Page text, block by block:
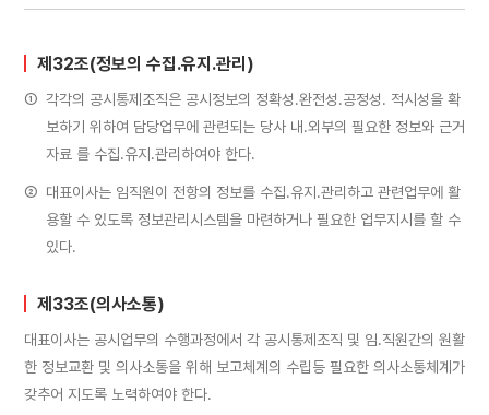
제32조(정보의 수집․유지․관리)
① 각각의 공시통제조직은 공시정보의 정확성․완전성․공정성․ 적시성을 확
보하기 위하여 담당업무에 관련되는 당사 내․외부의 필요한 정보와 근거
자료 를 수집․유지․관리하여야 한다.
② 대표이사는 임직원이 전항의 정보를 수집․유지․관리하고 관련업무에 활
용할 수 있도록 정보관리시스템을 마련하거나 필요한 업무지시를 할 수
있다.
제33조(의사소통)
대표이사는 공시업무의 수행과정에서 각 공시통제조직 및 임․직원간의 원활
한 정보교환 및 의사소통을 위해 보고체계의 수립등 필요한 의사소통체계가
갖추어 지도록 노력하여야 한다.